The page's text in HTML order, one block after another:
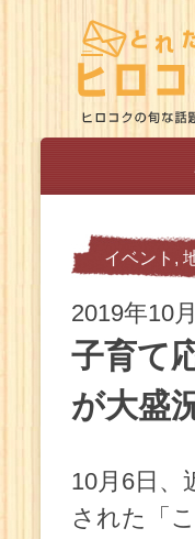
イベント ,
2019年10
子育て
が大盛
10月6日、
された「